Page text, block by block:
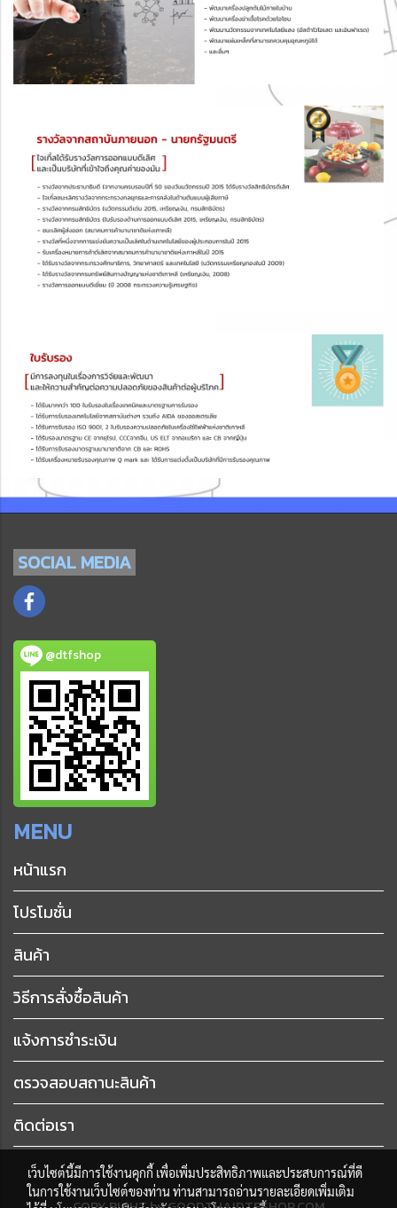
SOCIAL MEDIA
@dtfshop
MENU
หน้าแรก
โปรโมชั่น
สินค้า
วิธีการสั่งซื้อสินค้า
แจ้งการชำระเงิน
ตรวจสอบสถานะสินค้า
ติดต่อเรา
เว็บไซต์นี้มีการใช้งานคุกกี้ เพื่อเพิ่มประสิทธิภาพและประสบการณ์ที่ดี
ในการใช้งานเว็บไซต์ของท่าน ท่านสามารถอ่านรายละเอียดเพิ่มเติม